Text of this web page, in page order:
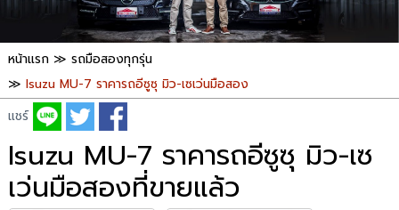
หน้าแรก ≫ รถมือสองทุกรุ่น
≫ Isuzu MU-7 ราคารถอีซูซุ มิว-เซเว่นมือสอง
แชร์
Isuzu MU-7 ราคารถอีซูซุ มิว-เซ
เว่นมือสองที่ขายแล้ว